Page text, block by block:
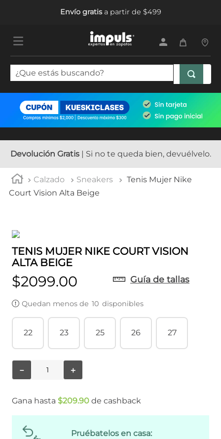
Envío gratisa partir de $499
¿Que estás buscando?
Devolución Gratis| Si no te queda bien, devuélvelo.
Calzado Sneakers
Tenis Mujer Nike
Court Vision Alta Beige
TENIS MUJER NIKE COURT VISION
ALTA BEIGE
$2099.00 Guía de tallas
Quedan menos de 10 disponibles
22 23 25 26 27
＋
－
Gana hasta $209.90 de cashback
Pruébatelos en casa:
TÉRMINOS MÁS BUSCADOS
.
tenis mujer
tenis hombre
5. tenis